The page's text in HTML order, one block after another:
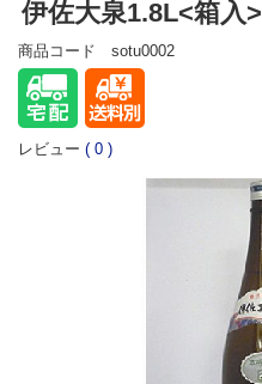
伊佐大泉1.8L<箱入>
商品コード sotu0002
レビュー ( 0 )